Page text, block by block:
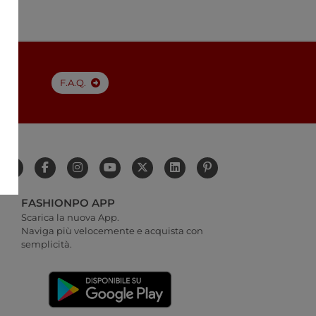
F.A.Q.
FASHIONPO APP
Scarica la nuova App.
Naviga più velocemente e acquista con
semplicità.